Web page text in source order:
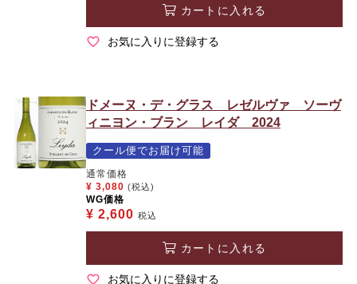
カートに入れる
お気に入りに登録する
ドメーヌ・デ・グラス レゼルヴァ ソーヴ
ィニヨン・ブラン レイダ 2024
クール便でお届け可能
通常価格
¥ 3,080 (税込)
WG価格
¥ 2,600 税込
カートに入れる
お気に入りに登録する